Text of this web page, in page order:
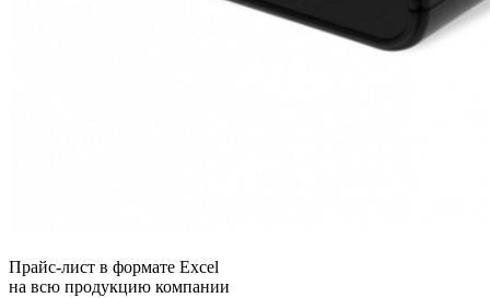
Прайс-лист в формате Excel
на всю продукцию компании